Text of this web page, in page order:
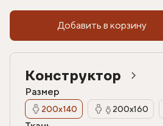
Добавить в корзину
Конструктор
Размер
200х140 200х160